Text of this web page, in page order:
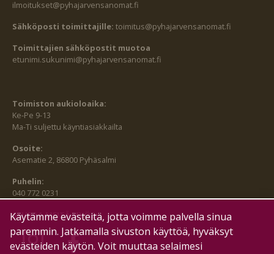
ilmoitukset@pyhajarvensanomat.fi
Sähköposti toimittajille: toimitus@pyhajarvensanomat.fi
Toimittajien sähköpostit muotoa
etunimi.sukunimi@pyhajarvensanomat.fi
Toimiston aukioloaika:
Ke-Pe 9-13
Ma-Ti suljettu käyntiasiakkailta
Osoite:
Asematie 2, 86800 Pyhäsalmi
Puhelin:
040 772 0231
SEURAA MEITÄ MYÖS:
Käytämme evästeitä, jotta voimme palvella sinua
paremmin. Jatkamalla sivuston käyttöä, hyväksyt
evästeiden käytön. Voit muuttaa selaimesi